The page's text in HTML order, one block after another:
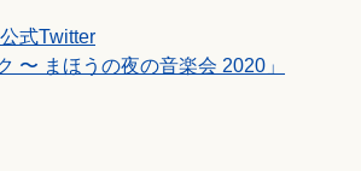
式Twitter
〜 まほうの夜の音楽会 2020」